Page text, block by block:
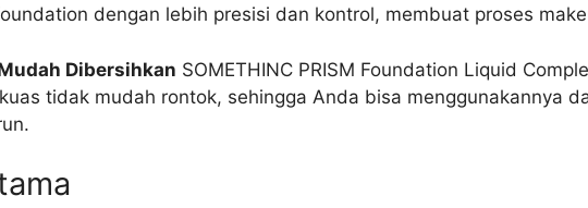
dengan lebih presisi dan kontrol, membuat proses
Dibersihkan SOMETHINC PRISM Foundation Liquid
tidak mudah rontok, sehingga Anda bisa menggunakannya